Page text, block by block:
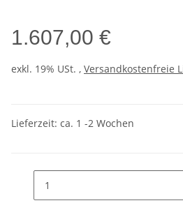
1.607,00 €
exkl. 19% USt. , Versandkostenfreie
Lieferzeit: ca. 1 -2 Wochen